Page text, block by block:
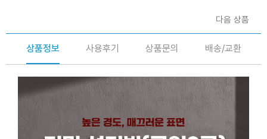
다음 상품
상품정보 사용후기 상품문의 배송/교환